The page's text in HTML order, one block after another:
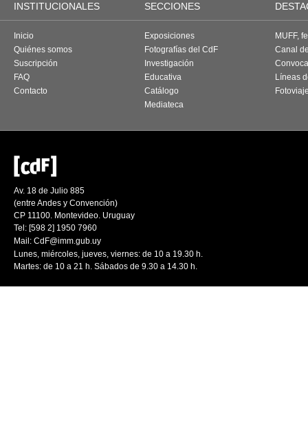
INSTITUCIONALES SECCIONES
Inicio
Quiénes somos
Suscripción
FAQ
Contacto
Exposiciones
Fotografías del CdF
Investigación
Educativa
Catálogo
Mediateca
MUFF,
Canal
Líneas
Av. 18 de Julio 885
(entre Andes y Convención)
CP 11100. Montevideo. Uruguay
Tel: [598 2] 1950 7960
Mail: CdF@imm.gub.uy
Lunes, miércoles, jueves, viernes: de 10 a 19.30 h.
Martes: de 10 a 21 h. Sábados de 9.30 a 14.30 h.